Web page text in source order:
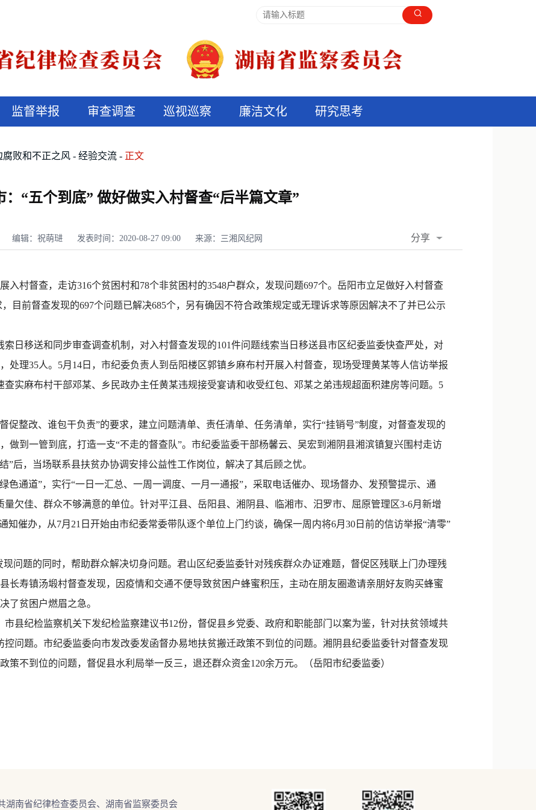
监督举报 审查调查 巡视巡察 廉洁文化 研究思考
腐败和不正之风 经验交流 正文
：“五个到底” 做好做实入村督查“后半篇文章”
编辑：祝萌琎 发表时间：2020-08-27 09:00 来源：三湘风纪网 分享
新浪微博
QQ
村督查，走访316个贫困村和78个非贫困村的3548户群众，发现问题697个。岳阳市立足做好入村督查
目前督查发现的697个问题已解决685个，另有确因不符合政策规定或无理诉求等原因解决不了并已公示
日移送和同步审查调查机制，对入村督查发现的101件问题线索当日移送县市区纪委监委快查严处，对
处理35人。5月14日，市纪委负责人到岳阳楼区郭镇乡麻布村开展入村督查，现场受理黄某等人信访举报
实麻布村干部邓某、乡民政办主任黄某违规接受宴请和收受红包、邓某之弟违规超面积建房等问题。5
整改、谁包干负责”的要求，建立问题清单、责任清单、任务清单，实行“挂销号”制度，对督查发现的
做到一管到底，打造一支“不走的督查队”。市纪委监委干部杨馨云、吴宏到湘阴县湘滨镇复兴围村走访
”后，当场联系县扶贫办协调安排公益性工作岗位，解决了其后顾之忧。
通道”，实行“一日一汇总、一周一调度、一月一通报”，采取电话催办、现场督办、发预警提示、通
欠佳、群众不够满意的单位。针对平江县、岳阳县、湘阴县、临湘市、汨罗市、屈原管理区3-6月新增
知催办，从7月21日开始由市纪委常委带队逐个单位上门约谈，确保一周内将6月30日前的信访举报“清零”
问题的同时，帮助群众解决切身问题。君山区纪委监委针对残疾群众办证难题，督促区残联上门办理残
长寿镇汤塅村督查发现，因疫情和交通不便导致贫困户蜂蜜积压，主动在朋友圈邀请亲朋好友购买蜂蜜
了贫困户燃眉之急。
县纪检监察机关下发纪检监察建议书12份，督促县乡党委、政府和职能部门以案为鉴，针对扶贫领域共
问题。市纪委监委向市发改委发函督办易地扶贫搬迁政策不到位的问题。湘阴县纪委监委针对督查发现
策不到位的问题，督促县水利局举一反三，退还群众资金120余万元。（岳阳市纪委监委）
湖南省纪律检查委员会、湖南省监察委员会